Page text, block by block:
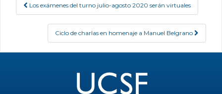
Post navigation
Los exámenes del turno julio-agosto 2020 serán virtuales
Ciclo de charlas en homenaje a Manuel Belgrano